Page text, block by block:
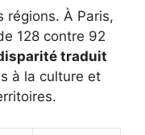
régions. À Paris,
128 contre 92
traduit
à la culture et